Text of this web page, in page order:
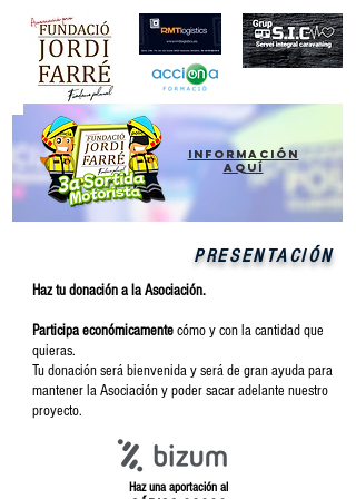
información
aquí
PRESENTACIÓN
Haz tu donación a la Asociación.
Participa económicamentecómo y con la cantidad que
quieras.
Tu donación será bienvenida y será de gran ayuda para
mantener la Asociación y poder sacar adelante nuestro
proyecto.
Haz una aportación al